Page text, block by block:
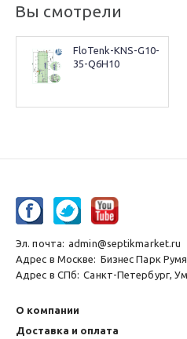
Вы смотрели
FloTenk-KNS-G10-
35-Q6H10
Эл. почта: admin@septikmarket.ru
Адрес в Москве: Бизнес Парк
Адрес в СПб: Санкт-Петербург,
О компании
Доставка и оплата